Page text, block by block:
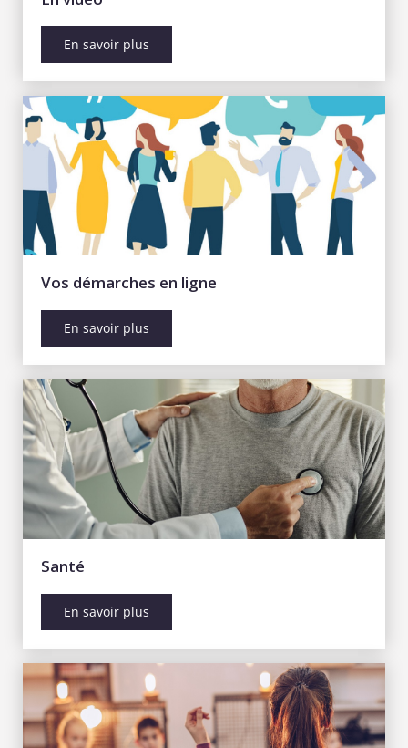
En savoir plus
Vos démarches en ligne
En savoir plus
Santé
En savoir plus